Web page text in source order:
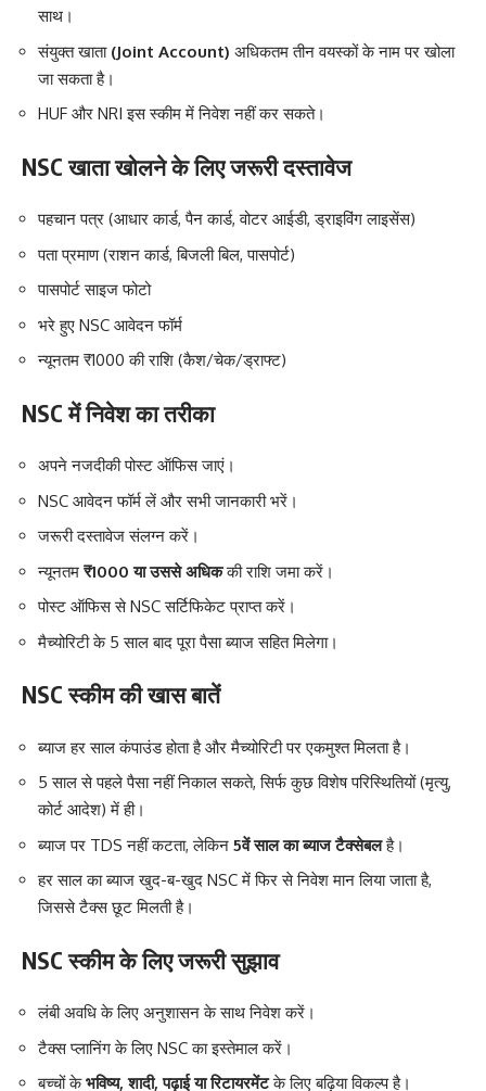
साथ।
संयुक्त खाता (Joint Account) अधिकतम तीन वयस्कों के नाम पर खोला
जा सकता है।
HUF और NRI इस स्कीम में निवेश नहीं कर सकते।
NSC खाता खोलने के लिए जरूरी दस्तावेज
पहचान पत्र (आधार कार्ड, पैन कार्ड, वोटर आईडी, ड्राइविंग लाइसेंस)
पता प्रमाण (राशन कार्ड, बिजली बिल, पासपोर्ट)
पासपोर्ट साइज फोटो
भरे हुए NSC आवेदन फॉर्म
न्यूनतम ₹1000 की राशि (कैश/चेक/ड्राफ्ट)
NSC में निवेश का तरीका
अपने नजदीकी पोस्ट ऑफिस जाएं।
NSC आवेदन फॉर्म लें और सभी जानकारी भरें।
जरूरी दस्तावेज संलग्न करें।
न्यूनतम ₹1000 या उससे अधिककी राशि जमा करें।
पोस्ट ऑफिस से NSC सर्टिफिकेट प्राप्त करें।
मैच्योरिटी के 5 साल बाद पूरा पैसा ब्याज सहित मिलेगा।
NSC स्कीम की खास बातें
ब्याज हर साल कंपाउंड होता है और मैच्योरिटी पर एकमुश्त मिलता है।
5 साल से पहले पैसा नहीं निकाल सकते, सिर्फ कुछ विशेष परिस्थितियों (मृत्यु,
कोर्ट आदेश) में ही।
ब्याज पर TDS नहीं कटता, लेकिन 5वें साल का ब्याज टैक्सेबलहै।
हर साल का ब्याज खुद-ब-खुद NSC में फिर से निवेश मान लिया जाता है,
जिससे टैक्स छूट मिलती है।
NSC स्कीम के लिए जरूरी सुझाव
लंबी अवधि के लिए अनुशासन के साथ निवेश करें।
टैक्स प्लानिंग के लिए NSC का इस्तेमाल करें।
बच्चों केभविष्य, शादी, पढ़ाई या रिटायरमेंटके लिए बढ़िया विकल्प है।